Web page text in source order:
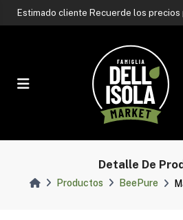
Estimado cliente Recuerde los
sin previo aviso
Contactá a nuestro asesor de ventas
Contactá a nuestro asesor de ventas
Detalle De
Productos BeePure